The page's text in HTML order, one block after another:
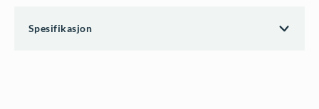
Spesifikasjon